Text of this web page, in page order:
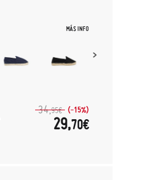
MÁS INFO
34,95€ (-15%)
29,70€